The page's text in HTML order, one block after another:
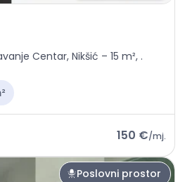
Nikšić, Centar
Centar, Nikšić – 15 m², .
150 €/mj.
Poslovni prostor